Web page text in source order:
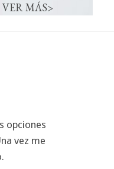
VER MÁS>
opciones
vez me